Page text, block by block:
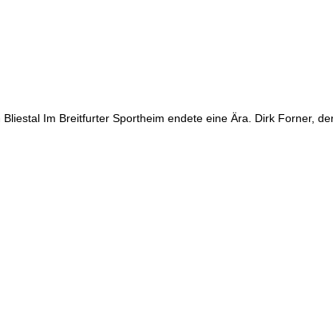
Im Breitfurter Sportheim endete eine Ära. Dirk Forner,